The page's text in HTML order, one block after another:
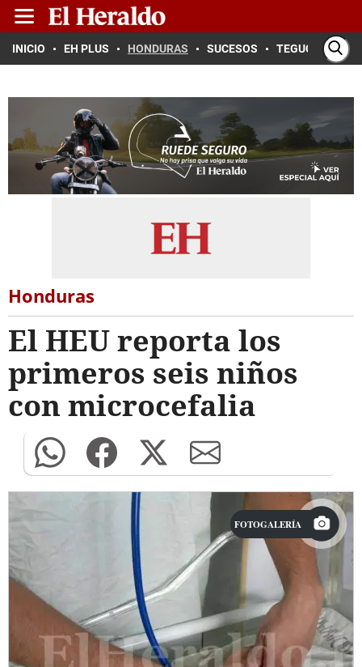
INICIO EH PLUS HONDURAS SUCESOS TEGUCIGALPA
Honduras
El HEU reporta los
primeros seis niños
con microcefalia
FOTOGALERÍA